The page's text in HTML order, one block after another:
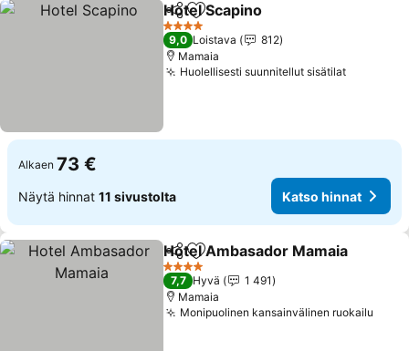
Jaa Lisää suosikkeihin
Hotel Scapino
4 Tähtiluokitus
9,0 Loistava
812
Mamaia
Huolellisesti suunnitellut sisätilat
Alkaen 73 €
Näytä hinnat 11 sivustolta Katso hinnat
Jaa Lisää suosikkeihin
Hotel Ambasador Mamaia
4 Tähtiluokitus
7,7 Hyvä
1 491
Mamaia
Monipuolinen kansainvälinen ruokailu